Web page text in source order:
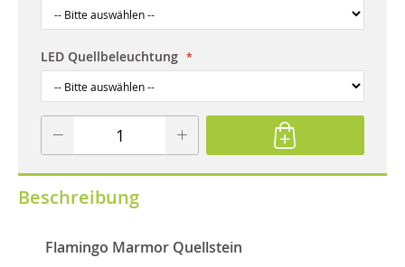
LED Quellbeleuchtung
Beschreibung
Flamingo Marmor Quellstein